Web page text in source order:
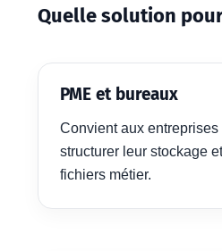
Quelle solution
PME et bureaux
Convient aux
structurer leur stockage
fichiers métier.